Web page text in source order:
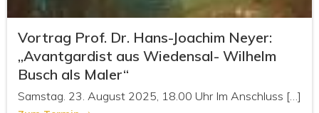
Vortrag Prof. Dr. Hans-Joachim Neyer:
„Avantgardist aus Wiedensal- Wilhelm
Busch als Maler“
Samstag. 23. August 2025, 18.00 Uhr Im Anschluss […]